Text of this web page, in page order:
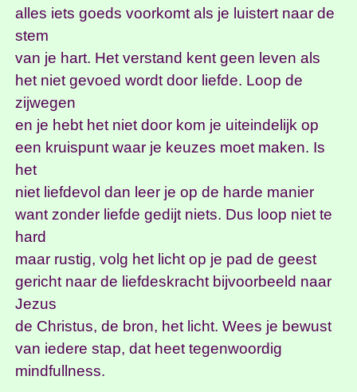
alles iets goeds voorkomt als je luistert naar de
stem
van je hart. Het verstand kent geen leven als
het niet gevoed wordt door liefde. Loop de
zijwegen
en je hebt het niet door kom je uiteindelijk op
een kruispunt waar je keuzes moet maken. Is
het
niet liefdevol dan leer je op de harde manier
want zonder liefde gedijt niets. Dus loop niet te
hard
maar rustig, volg het licht op je pad de geest
gericht naar de liefdeskracht bijvoorbeeld naar
Jezus
de Christus, de bron, het licht. Wees je bewust
van iedere stap, dat heet tegenwoordig
mindfullness.